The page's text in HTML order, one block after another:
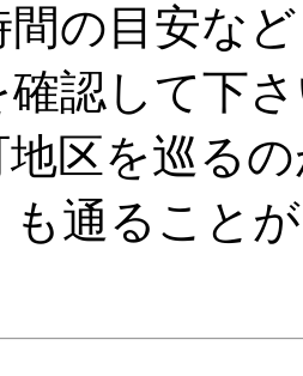
間の目安な
認して下
区を巡る
も通ること